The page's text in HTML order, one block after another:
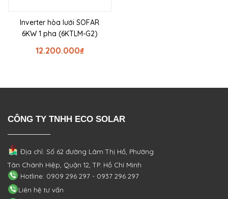
Inverter hòa lưới SOFAR
6KW 1 pha (6KTLM-G2)
₫
12.200.000
CÔNG TY TNHH ECO SOLAR
Địa chỉ: Số 62 đường Lâm Thị Hố, Phường
Tân Chánh Hiệp, Quận 12, TP. Hồ Chí Minh
Hotline: 0909 296 297 - 0937 296 297
Liên hệ tư vấn